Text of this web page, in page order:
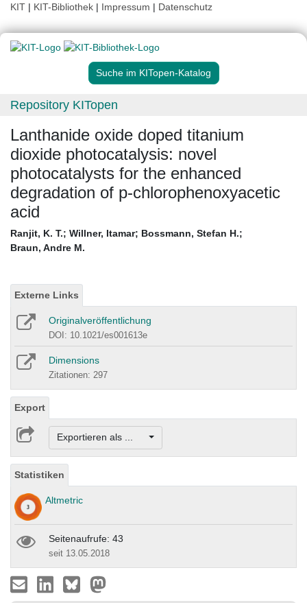
KIT | KIT-Bibliothek | Impressum | Datenschutz
Suche im KITopen-Katalog
Repository KITopen
Lanthanide oxide doped titanium
dioxide photocatalysis: novel
photocatalysts for the enhanced
degradation of p-chlorophenoxyacetic
acid
Ranjit, K. T.; Willner, Itamar; Bossmann, Stefan H.;
Braun, Andre M.
Externe Links
Originalveröffentlichung
DOI: 10.1021/es001613e
Dimensions
Zitationen: 297
Export
Exportieren als ...
Statistiken
Altmetric
Seitenaufrufe: 43
seit 13.05.2018